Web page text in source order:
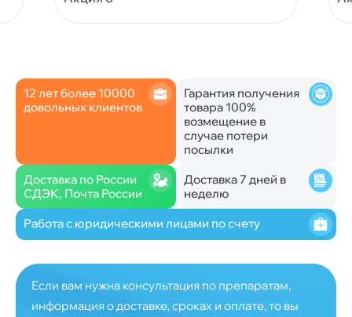
12 лет более 10000
довольных клиентов
Гарантия получения
товара 100%
возмещение в
случае потери
посылки
Доставка по России
СДЭК, Почта России
Доставка 7 дней в
неделю
Работа с юридическими лицами по счету
Если вам нужна консультация по препаратам,
информация о доставке, сроках и оплате, то вы